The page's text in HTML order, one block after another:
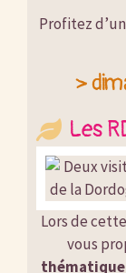
Profitez
>
Les
Lors de cette
vous
thématique